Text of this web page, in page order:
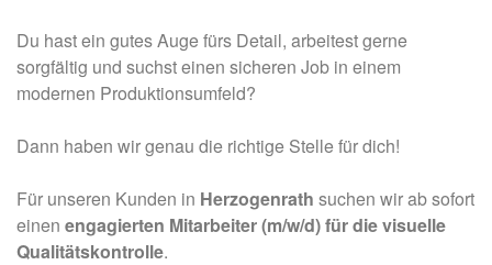
Du hast ein gutes Auge fürs Detail, arbeitest gerne
sorgfältig und suchst einen sicheren Job in einem
modernen Produktionsumfeld?
Dann haben wir genau die richtige Stelle für dich!
Für unseren Kunden in Herzogenrath suchen wir ab sofort
einen engagierten Mitarbeiter (m/w/d) für die visuelle
Qualitätskontrolle.